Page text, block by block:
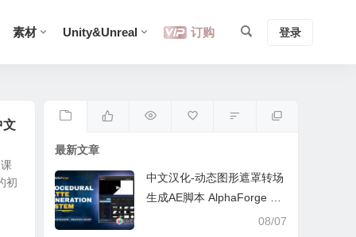
素材 Unity&Unreal 订购 登录
文
初
最新文章
中文汉化-动态图形遮罩转场
生成AE脚本 AlphaForge v1.
08/07